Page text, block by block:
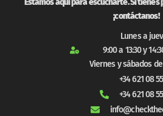
Estamos aquí para escucharte. Si
¡contáctanos!
Lunes a
9:00 a 13:30 y
Viernes y sábados de
+34 621 08
+34 621 08